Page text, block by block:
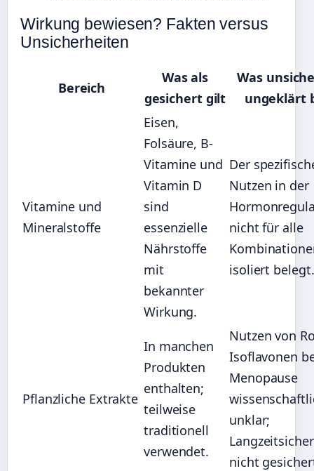
Wirkung bewiesen? Fakten versus
Unsicherheiten
Bereich
Was als
gesichert gilt
Was
ungeklärt
Vitamine und
Mineralstoffe
Eisen,
Folsäure, B-
Vitamine und
Vitamin D
sind
essenzielle
Nährstoffe
mit
bekannter
Wirkung.
Der
Nutzen in der
nicht für alle
isoliert belegt.
Pflanzliche Extrakte
In manchen
Produkten
enthalten;
teilweise
traditionell
verwendet.
Nutzen von
Isoflavonen
Menopause
unklar;
nicht